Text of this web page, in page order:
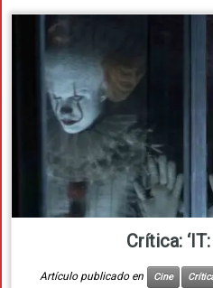
Crítica:
Artículo publicado en Cine